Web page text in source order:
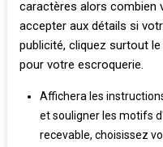
caractères alors combien
accepter aux détails si
publicité, cliquez surtout
pour votre escroquerie.
Affichera les
et souligner les motifs
recevable, choisissez